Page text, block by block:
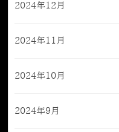
2024年12月
2024年11月
2024年10月
2024年9月